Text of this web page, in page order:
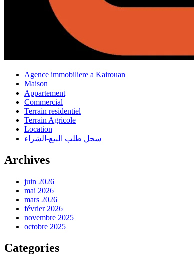
Agence immobiliere a Kairouan
Maison
Appartement
Commercial
Terrain residentiel
Terrain Agricole
Location
سجل طلب البيع-الشراء
Archives
juin 2026
mai 2026
mars 2026
février 2026
novembre 2025
octobre 2025
Categories